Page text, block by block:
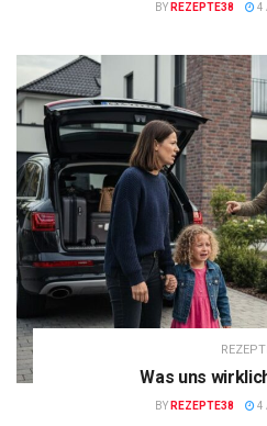
BY REZEPTE38 4
Was uns
BY REZEPTE38 4